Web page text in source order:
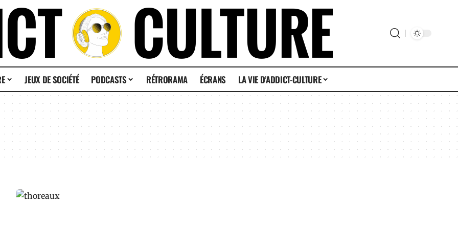
JEUX DE SOCIÉTÉ PODCASTS RÉTRORAMA ÉCRANS LA VIE D’ADDICT-CULTURE